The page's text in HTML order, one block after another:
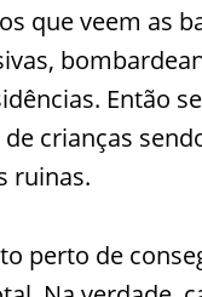
que veem as
Então
crianças
ruinas.
perto de